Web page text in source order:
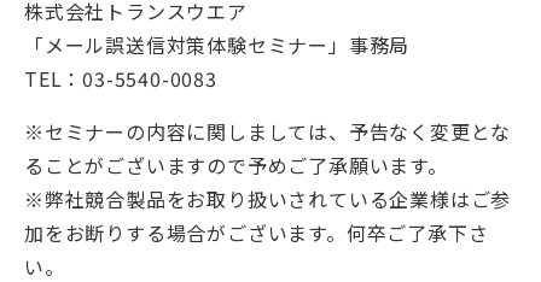
株式会社トランスウエア
「メール誤送信対策体験セミナー」事務局
TEL：03-5540-0083
※セミナーの内容に関しましては、予告なく変更とな
ることがございますので予めご了承願います。
※弊社競合製品をお取り扱いされている企業様はご参
加をお断りする場合がございます。何卒ご了承下さ
い。